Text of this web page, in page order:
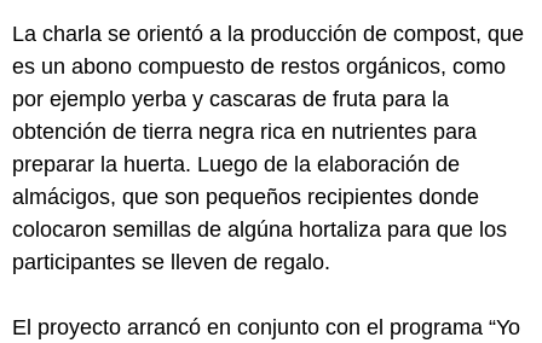
La charla se orientó a la producción de compost, que
es un abono compuesto de restos orgánicos, como
por ejemplo yerba y cascaras de fruta para la
obtención de tierra negra rica en nutrientes para
preparar la huerta. Luego de la elaboración de
almácigos, que son pequeños recipientes donde
colocaron semillas de algúna hortaliza para que los
participantes se lleven de regalo.
El proyecto arrancó en conjunto con el programa “Yo